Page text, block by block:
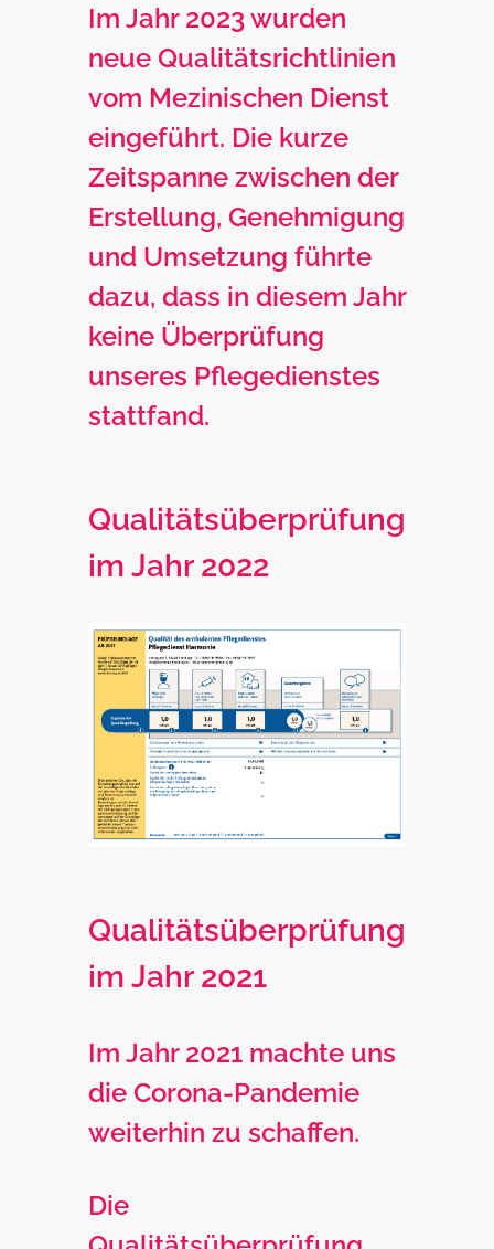
Im Jahr 2023 wurden
neue Qualitätsrichtlinien
vom Mezinischen Dienst
eingeführt. Die kurze
Zeitspanne zwischen der
Erstellung, Genehmigung
und Umsetzung führte
dazu, dass in diesem Jahr
keine Überprüfung
unseres Pflegedienstes
stattfand.
Qualitätsüberprüfung
im Jahr 2022
Qualitätsüberprüfung
im Jahr 2021
Im Jahr 2021 machte uns
die Corona-Pandemie
weiterhin zu schaffen.
Die